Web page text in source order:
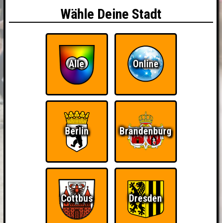
Wähle Deine Stadt
Alle Online
Berlin Brandenburg
Cottbus Dresden